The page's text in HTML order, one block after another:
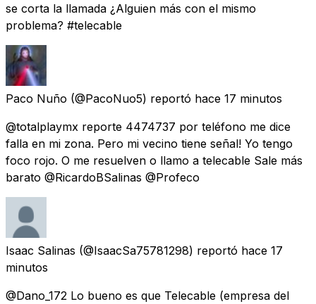
se corta la llamada ¿Alguien más con el mismo
problema? #telecable
Paco Nuño (@PacoNuo5) reportó hace 17 minutos
@totalplaymx reporte 4474737 por teléfono me dice
falla en mi zona. Pero mi vecino tiene señal! Yo tengo
foco rojo. O me resuelven o llamo a telecable Sale más
barato @RicardoBSalinas @Profeco
Isaac Salinas (@IsaacSa75781298) reportó hace 17
minutos
@Dano_172 Lo bueno es que Telecable (empresa del